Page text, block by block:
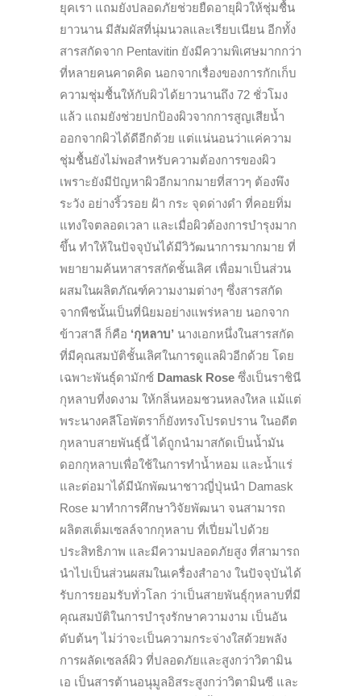
ยุคเรา แถมยังปลอดภัยช่วยยืดอายุผิวให้ชุ่มชื้น
ยาวนาน มีสัมผัสที่นุ่มนวลและเรียบเนียน อีกทั้ง
สารสกัดจาก Pentavitin ยังมีความพิเศษมากกว่า
ที่หลายคนคาดคิด นอกจากเรื่องของการกักเก็บ
ความชุ่มชื้นให้กับผิวได้ยาวนานถึง 72 ชั่วโมง
แล้ว แถมยังช่วยปกป้องผิวจากการสูญเสียน้ำ
ออกจากผิวได้ดีอีกด้วย แต่แน่นอนว่าแค่ความ
ชุ่มชื้นยังไม่พอสำหรับความต้องการของผิว
เพราะยังมีปัญหาผิวอีกมากมายที่สาวๆ ต้องพึง
ระวัง อย่างริ้วรอย ฝ้า กระ จุดด่างดำ ที่คอยทิ่ม
แทงใจตลอดเวลา และเมื่อผิวต้องการบำรุงมาก
ขึ้น ทำให้ในปัจจุบันได้มีวิวัฒนาการมากมาย ที่
พยายามค้นหาสารสกัดชั้นเลิศ เพื่อมาเป็นส่วน
ผสมในผลิตภัณฑ์ความงามต่างๆ ซึ่งสารสกัด
จากพืชนั้นเป็นที่นิยมอย่างแพร่หลาย นอกจาก
ข้าวสาลี ก็คือ ‘กุหลาบ’ นางเอกหนึ่งในสารสกัด
ที่มีคุณสมบัติชั้นเลิศในการดูแลผิวอีกด้วย โดย
เฉพาะพันธุ์ดามักซ์ Damask Rose ซึ่งเป็นราชินี
กุหลาบที่งดงาม ให้กลิ่นหอมชวนหลงใหล แม้แต่
พระนางคลีโอพัตราก็ยังทรงโปรดปราน ในอดีต
กุหลาบสายพันธุ์นี้ ได้ถูกนำมาสกัดเป็นน้ำมัน
ดอกกุหลาบเพื่อใช้ในการทำน้ำหอม และน้ำแร่
และต่อมาได้มีนักพัฒนาชาวญี่ปุ่นนำ Damask
Rose มาทำการศึกษาวิจัยพัฒนา จนสามารถ
ผลิตสเต็มเซลล์จากกุหลาบ ที่เปี่ยมไปด้วย
ประสิทธิภาพ และมีความปลอดภัยสูง ที่สามารถ
นำไปเป็นส่วนผสมในเครื่องสำอาง ในปัจจุบันได้
รับการยอมรับทั่วโลก ว่าเป็นสายพันธุ์กุหลาบที่มี
คุณสมบัติในการบำรุงรักษาความงาม เป็นอัน
ดับต้นๆ ไม่ว่าจะเป็นความกระจ่างใสด้วยพลัง
การผลัดเซลล์ผิว ที่ปลอดภัยและสูงกว่าวิตามิน
เอ เป็นสารต้านอนุมูลอิสระสูงกว่าวิตามินซี และ